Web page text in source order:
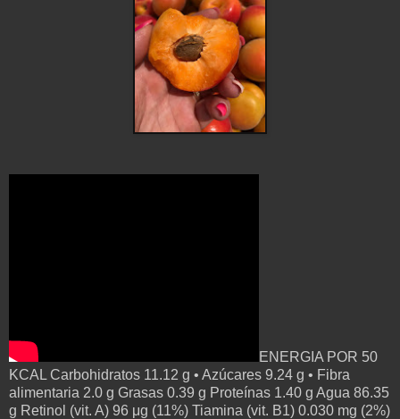
ENERGIA POR 50
KCAL Carbohidratos 11.12 g • Azúcares 9.24 g • Fibra
alimentaria 2.0 g Grasas 0.39 g Proteínas 1.40 g Agua 86.35
g Retinol (vit. A) 96 μg (11%) Tiamina (vit. B1) 0.030 mg (2%)